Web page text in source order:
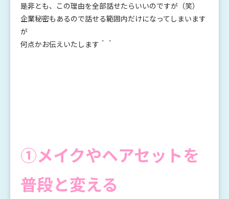
是非とも、この理由を全部話せたらいいのですが（笑）
企業秘密もあるので話せる範囲内だけになってしまいます
が
何点かお伝えいたします＾＾
①メイクやヘアセットを
普段と変える